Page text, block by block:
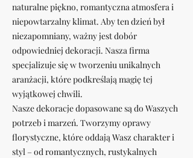
naturalne piękno, romantyczna atmosfera i
niepowtarzalny klimat. Aby ten dzień był
niezapomniany, ważny jest dobór
odpowiedniej dekoracji. Nasza firma
specjalizuje się w tworzeniu unikalnych
aranżacji, które podkreślają magię tej
wyjątkowej chwili.
Nasze dekoracje dopasowane są do Waszych
potrzeb i marzeń. Tworzymy oprawy
florystyczne, które oddają Wasz charakter i
styl – od romantycznych, rustykalnych